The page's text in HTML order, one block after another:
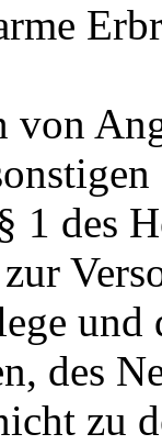
von
1 des
des
zu